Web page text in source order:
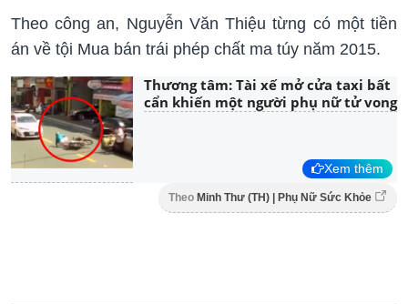
Theo công an, Nguyễn Văn Thiệu từng có một tiền
án về tội Mua bán trái phép chất ma túy năm 2015.
Thương tâm: Tài xế mở cửa taxi bất
cẩn khiến một người phụ nữ tử vong
Xem thêm
Theo Minh Thư (TH) | Phụ Nữ Sức Khỏe